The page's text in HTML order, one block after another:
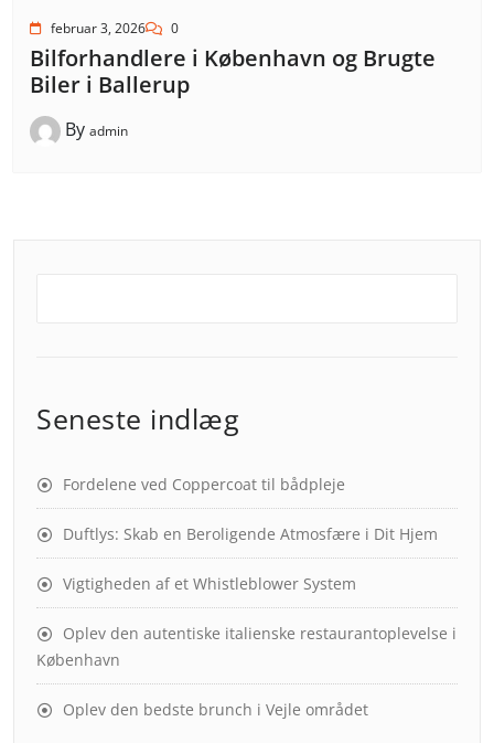
februar 3, 2026 0
Bilforhandlere i København og Brugte
Biler i Ballerup
By admin
Seneste indlæg
Fordelene ved Coppercoat til bådpleje
Duftlys: Skab en Beroligende Atmosfære i Dit Hjem
Vigtigheden af et Whistleblower System
Oplev den autentiske italienske restaurantoplevelse i
København
Oplev den bedste brunch i Vejle området